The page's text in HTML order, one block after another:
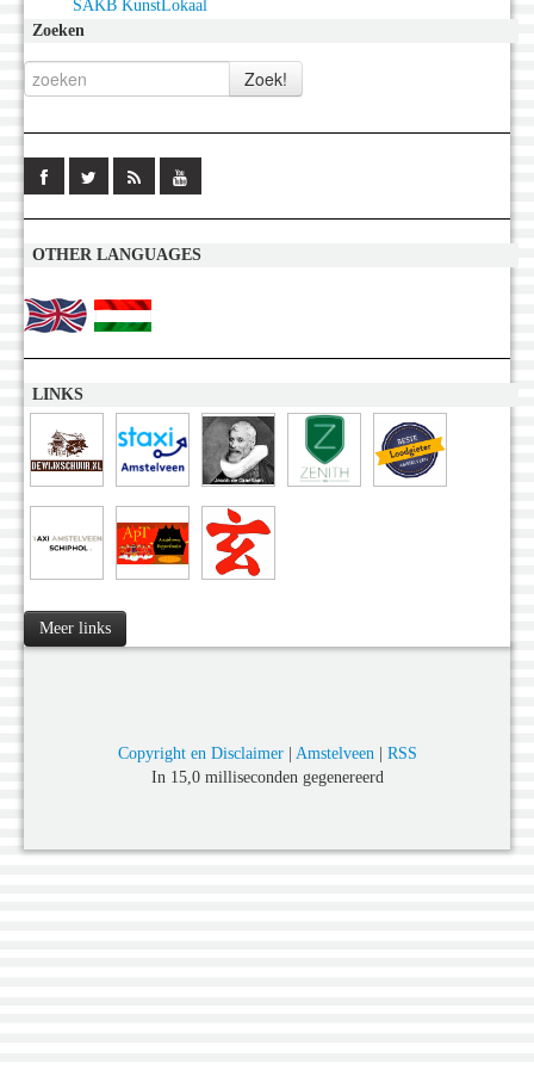
SAKB KunstLokaal
Zoeken
OTHER LANGUAGES
LINKS
Meer links
Copyright en Disclaimer| Amstelveen| RSS
In 15,0 milliseconden gegenereerd